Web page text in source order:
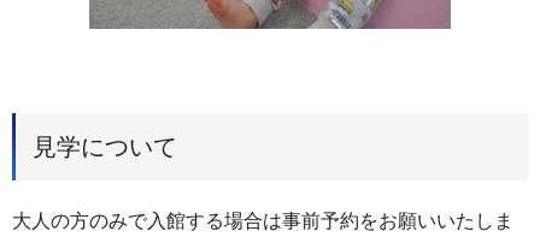
見学について
大人の方のみで入館する場合は事前予約をお願いいたしま